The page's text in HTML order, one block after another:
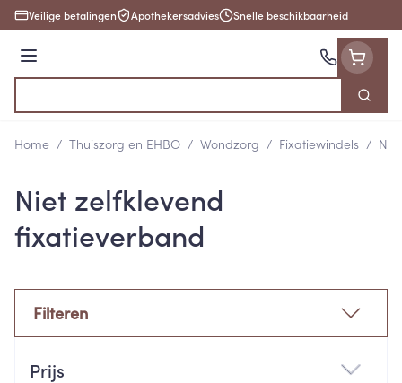
Ga naar de inhoud
Veilige betalingen Apothekersadvies Snelle beschikbaarheid
Menu
Zoek
Home / Thuiszorg en EHBO / Wondzorg / Fixatiewindels /
Niet zelfklevend
fixatieverband
Filteren
Prijs